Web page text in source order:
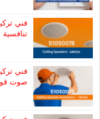
تنافسية
صوت